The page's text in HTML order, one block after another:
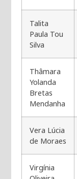
Talita
Paula Tou
Silva
Thâmara
Yolanda
Bretas
Mendanha
Vera Lúcia
de Moraes
Virgínia